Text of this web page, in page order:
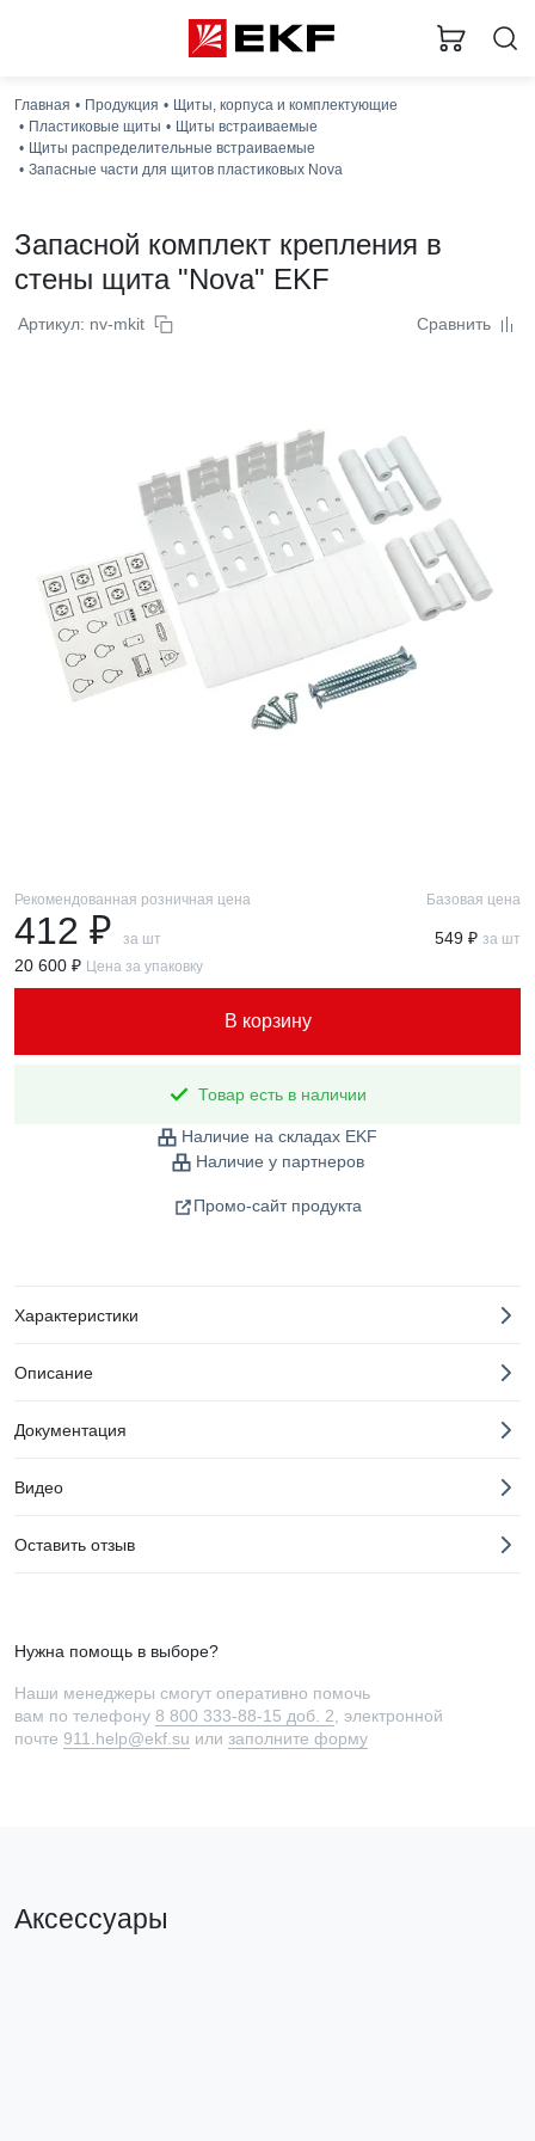
Главная Продукция
Щиты, корпуса и комплектующие
Пластиковые щиты
Щиты встраиваемые
Щиты распределительные встраиваемые
Запасные части для щитов пластиковых Nova
Запасной комплект крепления в
стены щита "Nova" EKF
Артикул: nv-mkit Сравнить
Рекомендованная розничная цена
412 ₽ за шт
Базовая цена
549 ₽ за шт
20 600 ₽ Цена за упаковку
В корзину
Товар есть в наличии
Наличие на складах EKF
Наличие у партнеров
Промо-сайт продукта
Характеристики
Описание
Документация
Видео
Оставить отзыв
Нужна помощь в выборе?
Наши менеджеры смогут оперативно помочь
вам по телефону 8 800 333-88-15 доб. 2 , электронной
почте 911.help@ekf.su или заполните форму
Аксессуары